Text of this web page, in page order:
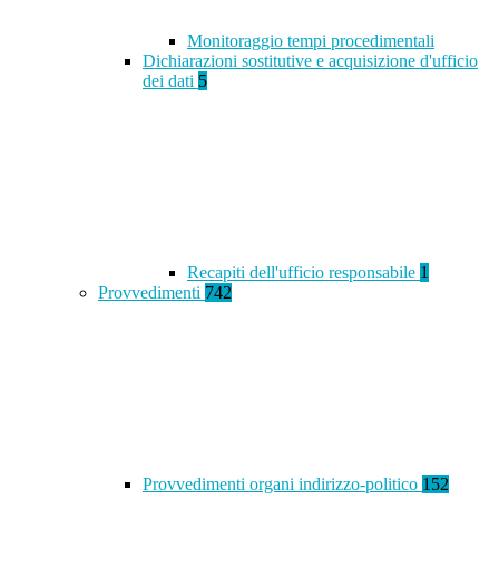
Monitoraggio tempi procedimentali
Dichiarazioni sostitutive e acquisizione d'ufficio
dei dati 5
Recapiti dell'ufficio responsabile 1
Provvedimenti 742
Provvedimenti organi indirizzo-politico 152